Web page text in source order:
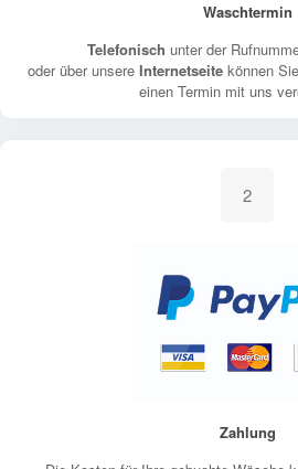
Waschtermin
Telefonisch unter der
oder über unsere Internetseite können
einen Termin mit uns
2
Zahlung